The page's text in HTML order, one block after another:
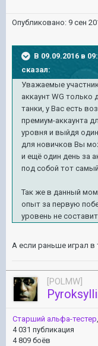
Опубликовано: 9 сен
В 09.09.2016 в
сказал:
Уважаемые
аккаунт WG только
танки, у Вас есть
премиум-аккаунта
уровня и выйдя
для новичков Вы
и ещё один день за
под собой тот
Так же в данный
опыт за первую
уровень не
А если раньше играл в
[POLMW]
Старший альфа-тестер,
4 031 публикация
4 809 боёв